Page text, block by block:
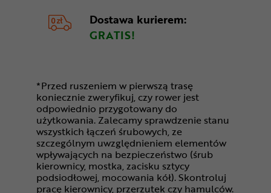
Dostawa kurierem:
GRATIS!
*Przed ruszeniem w pierwszą trasę
koniecznie zweryfikuj, czy rower jest
odpowiednio przygotowany do
użytkowania. Zalecamy sprawdzenie stanu
wszystkich łączeń śrubowych, ze
szczególnym uwzględnieniem elementów
wpływających na bezpieczeństwo (śrub
kierownicy, mostka, zacisku sztycy
podsiodłowej, mocowania kół). Skontroluj
pracę kierownicy, przerzutek czy hamulców.